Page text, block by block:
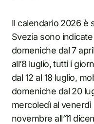
Il calendario 2026 è
Svezia sono
domeniche dal 7
all’8 luglio, tutti i
dal 12 al 18 luglio,
domeniche dal 20
mercoledì al venerdì
novembre all’11